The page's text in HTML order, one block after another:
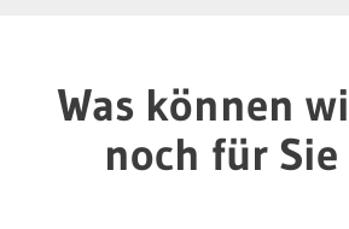
Was können
noch für